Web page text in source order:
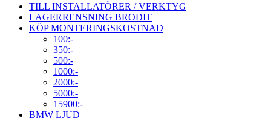
TILL INSTALLATÖRER / VERKTYG
LAGERRENSNING BRODIT
KÖP MONTERINGSKOSTNAD
100:-
350:-
500:-
1000:-
2000:-
5000:-
15900:-
BMW LJUD